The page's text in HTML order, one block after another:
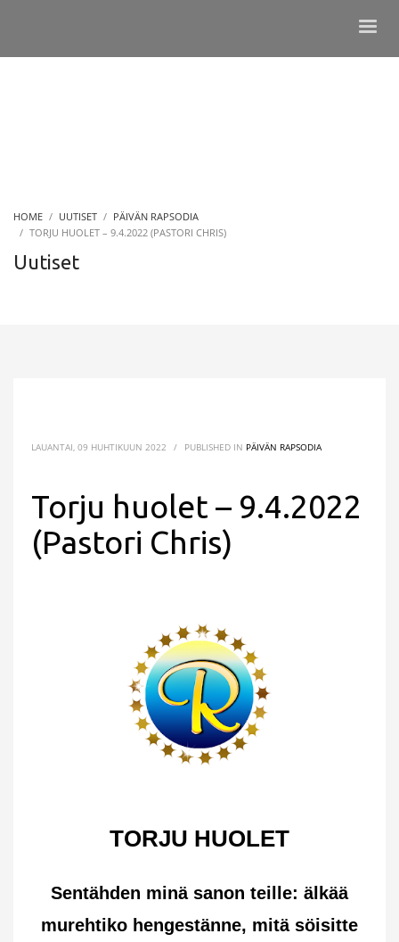
HOME UUTISET
PÄIVÄN RAPSODIA
TORJU HUOLET – 9.4.2022 (PASTORI CHRIS)
Uutiset
LAUANTAI, 09 HUHTIKUUN 2022 / PUBLISHED IN PÄIVÄN RAPSODIA
Torju huolet – 9.4.2022
(Pastori Chris)
TORJU HUOLET
Sentähden minä sanon teille: älkää
murehtiko hengestänne, mitä söisitte